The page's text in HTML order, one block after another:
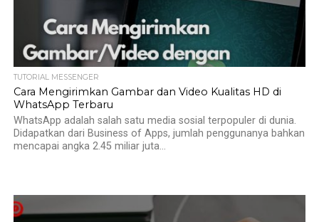
TUTORIAL MESSENGER
Cara Mengirimkan Gambar dan Video Kualitas HD di
WhatsApp Terbaru
WhatsApp adalah salah satu media sosial terpopuler di dunia.
Didapatkan dari Business of Apps, jumlah penggunanya bahkan
mencapai angka 2.45 miliar juta...